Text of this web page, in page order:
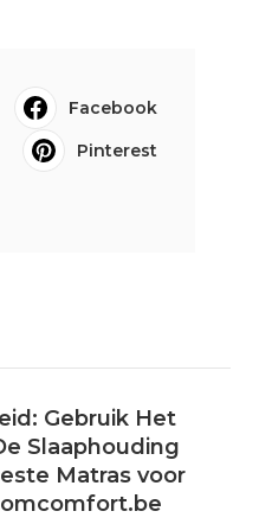
Facebook
Pinterest
Gebruik Het
Slaaphouding
Matras voor